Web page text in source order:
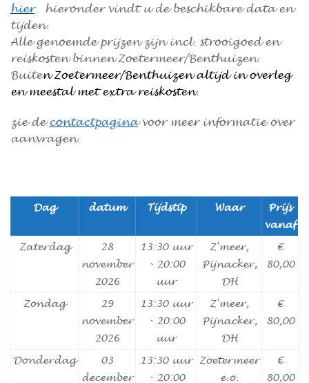
hier. hieronder vindt u de beschikbare data en
tijden.
Alle genoemde prijzen zijn incl. strooigoed en
reiskosten binnen Zoetermeer/Benthuizen.
BuitenZoetermeer/Benthuizen altijd in overleg
en meestal met extra reiskosten.
zie decontactpaginavoor meer informatie over
aanvragen.
Dag datum Tijdstip Waar
Prijs
vanaf
Zaterdag
28
november
2026
13:30 uur
- 20:00
uur
Z'meer,
Pijnacker,
DH
€
80,00
Zondag
29
november
2026
13:30 uur
- 20:00
uur
Z'meer,
Pijnacker,
DH
€
80,00
Donderdag
03
december
13:30 uur
- 20:00
Zoetermeer
e.o.
€
80,00